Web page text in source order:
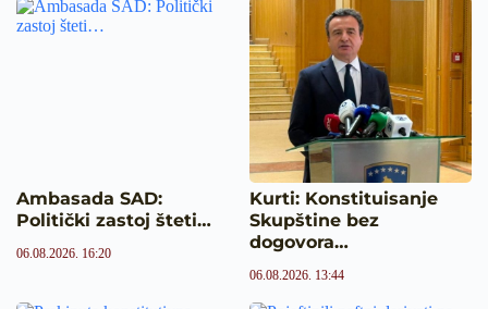
Ambasada SAD:
Politički zastoj šteti…
06.08.2026. 16:20
Kurti: Konstituisanje
Skupštine bez
dogovora…
06.08.2026. 13:44